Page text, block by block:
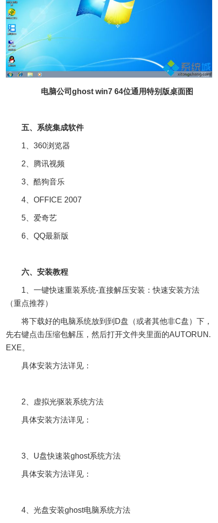
电脑公司ghost win7 64位通用特别版桌面图
五、系统集成软件
1、360浏览器
2、腾讯视频
3、酷狗音乐
4、OFFICE 2007
5、爱奇艺
6、QQ最新版
六、安装教程
1、一键快速重装系统-直接解压安装：快速安装方法
（重点推荐）
将下载好的电脑系统放到到D盘（或者其他非C盘）下，
先右键点击压缩包解压，然后打开文件夹里面的AUTORUN.
EXE。
具体安装方法详见：
2、虚拟光驱装系统方法
具体安装方法详见：
3、U盘快速装ghost系统方法
具体安装方法详见：
4、光盘安装ghost电脑系统方法